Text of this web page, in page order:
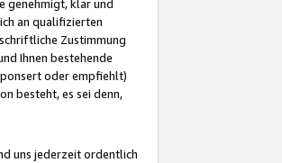
genehmigt, klar und
an qualifizierten
Zustimmung
Ihnen bestehende
oder empfiehlt)
besteht, es sei denn,
uns jederzeit ordentlich